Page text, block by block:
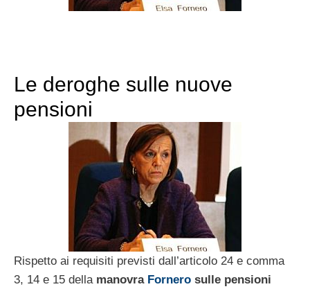
Le deroghe sulle nuove
pensioni
Rispetto ai requisiti previsti dall’articolo 24 e comma
3, 14 e 15 dellamanovra Fornero sulle pensioni